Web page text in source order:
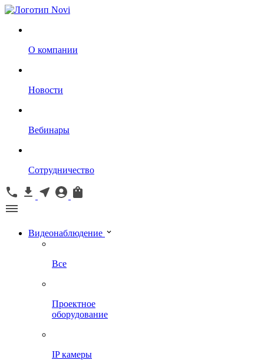
О компании
Новости
Вебинары
Сотрудничество
Видеонаблюдение
Все
Проектное
оборудование
IP камеры